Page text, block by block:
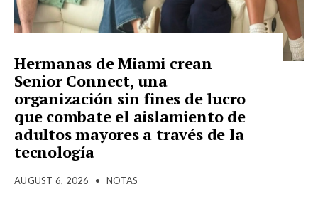
Hermanas de Miami crean
Senior Connect, una
organización sin fines de lucro
que combate el aislamiento de
adultos mayores a través de la
tecnología
AUGUST 6, 2026 • NOTAS